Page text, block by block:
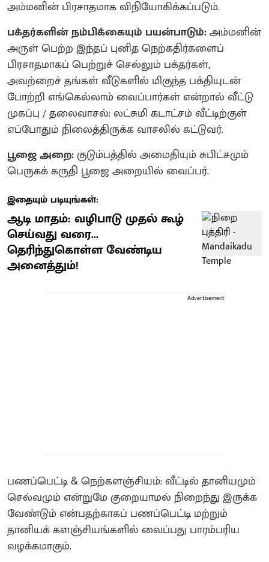
அம்மனின் பிரசாதமாக விநியோகிக்கப்படும்.
பக்தர்களின் நம்பிக்கையும் பயன்பாடும்:அம்மனின்
அருள் பெற்ற இந்தப் புனித நெற்கதிர்களைப்
பிரசாதமாகப் பெற்றுச் செல்லும் பக்தர்கள்,
அவற்றைச் தங்கள் வீடுகளில் மிகுந்த பக்தியுடன்
போற்றி எங்கெல்லாம் வைப்பார்கள் என்றால் வீட்டு
முகப்பு / தலைவாசல்: லட்சுமி கடாட்சம் வீட்டிற்குள்
எப்போதும் நிலைத்திருக்க வாசலில் கட்டுவர்.
பூஜை அறை:குடும்பத்தில் அமைதியும் சுபிட்சமும்
பெருகக் கருதி பூஜை அறையில் வைப்பர்.
இதையும் படியுங்கள்:
ஆடி மாதம்: வழிபாடு முதல் கூழ்
செய்வது வரை...
தெரிந்துகொள்ள வேண்டிய
அனைத்தும்!
Advertisement
பணப்பெட்டி & நெற்களஞ்சியம்: வீட்டில் தானியமும்
செல்வமும் என்றுமே குறையாமல் நிறைந்து இருக்க
வேண்டும் என்பதற்காகப் பணப்பெட்டி மற்றும்
தானியக் களஞ்சியங்களில் வைப்பது பாரம்பரிய
வழக்கமாகும்.